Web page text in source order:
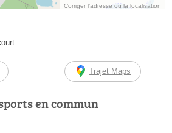
Corriger l’adresse ou la localisation
Trajet Maps
en commun